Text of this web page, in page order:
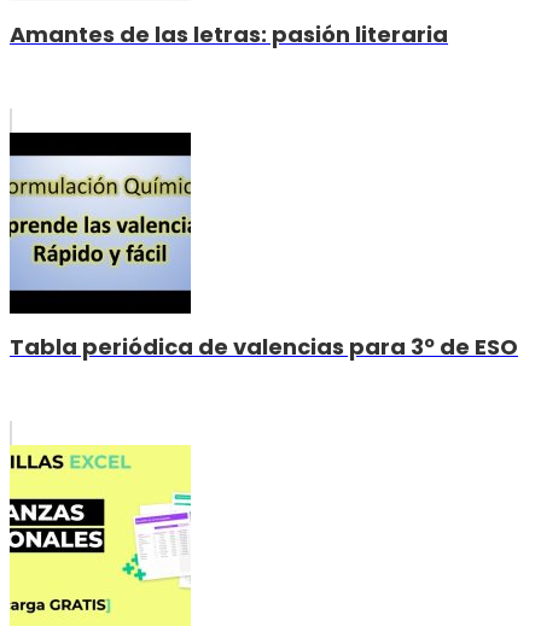
Amantes de las letras: pasión literaria
Tabla periódica de valencias para 3º de ESO